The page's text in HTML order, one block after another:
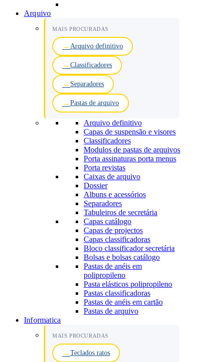
Arquivo
MAIS PROCURADAS
Arquivo definitivo
Classificadores
Separadores
Pastas de arquivo
Arquivo definitivo
Capas de suspensão e visores
Classificadores
Modulos de pastas de arquivos
Porta assinaturas porta menus
Porta revistas
Caixas de arquivo
Dossier
Albuns e acessórios
Separadores
Tabuleiros de secretária
Capas catálogo
Capas de projectos
Capas classificadoras
Bloco classificador secretária
Bolsas e bolsas catálogo
Pastas de anéis em
polipropileno
Pasta elásticos polipropileno
Pastas classificadoras
Pastas de anéis em cartão
Pastas de arquivo
Informatica
MAIS PROCURADAS
Teclados ratos